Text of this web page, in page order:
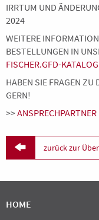
IRRTUM UND
2024
WEITERE
BESTELLUNGEN IN
FISCHER.GFD-
HABEN SIE FRAGEN ZU
GERN!
>>ANSPRECHPARTNER
 zurück zur
HOME